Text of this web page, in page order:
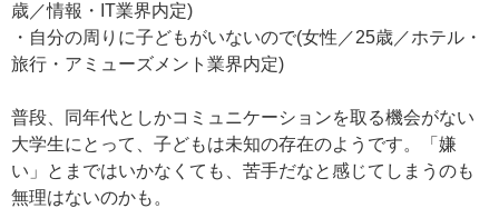
歳／情報・IT業界内定)
・自分の周りに子どもがいないので(女性／25歳／ホテル・
旅行・アミューズメント業界内定)
普段、同年代としかコミュニケーションを取る機会がない
大学生にとって、子どもは未知の存在のようです。「嫌
い」とまではいかなくても、苦手だなと感じてしまうのも
無理はないのかも。